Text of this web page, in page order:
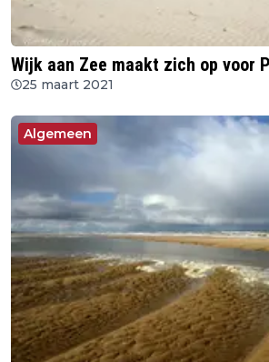
Wijk aan Zee maakt zich op voor
25 maart 2021
Algemeen